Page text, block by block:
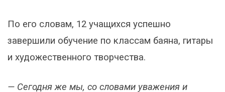
По его словам, 12 учащихся успешно
завершили обучение по классам баяна, гитары
и художественного творчества.
— Сегодня же мы, со словами уважения и